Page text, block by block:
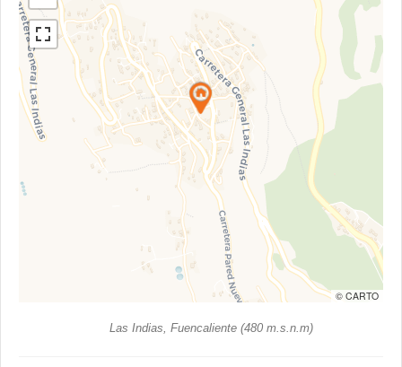
© CARTO
Las Indias, Fuencaliente (480 m.s.n.m)